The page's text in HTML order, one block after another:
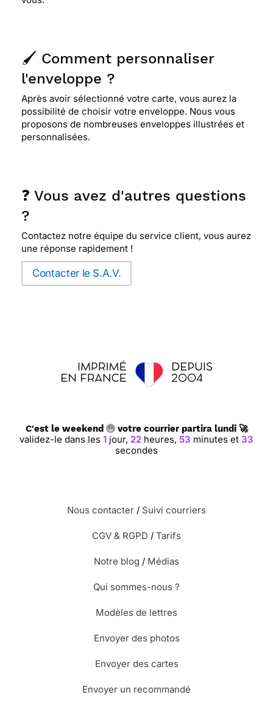
🖌️ Comment personnaliser
l'enveloppe ?
Après avoir sélectionné votre carte, vous aurez la
possibilité de choisir votre enveloppe. Nous vous
proposons de nombreuses enveloppes illustrées et
personnalisées.
❓ Vous avez d'autres questions
?
Contactez notre équipe du service client, vous aurez
une réponse rapidement !
Contacter le S.A.V.
C'est le weekend votre courrier partira lundi 🚀
validez-le dans les 1 jour, 22 heures, 53 minutes et 33
secondes
Nous contacter / Suivi courriers
CGV & RGPD / Tarifs
Notre blog / Médias
Qui sommes-nous ?
Modèles de lettres
Envoyer des photos
Envoyer des cartes
Envoyer un recommandé